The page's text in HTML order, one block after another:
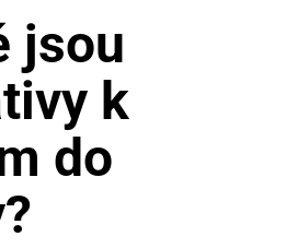
jsou
k
do